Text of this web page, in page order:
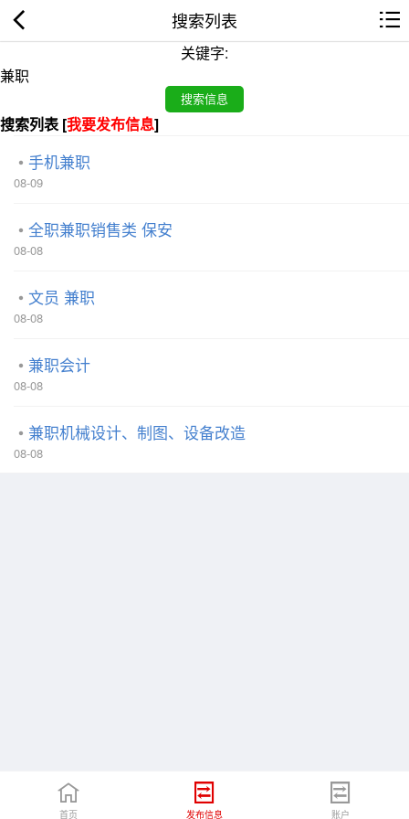
搜索列表
关键字:
搜索列表 [我要发布信息]
手机兼职
08-09
全职兼职销售类 保安
08-08
文员 兼职
08-08
兼职会计
08-08
兼职机械设计、制图、设备改造
08-08
首页 发布信息 账户